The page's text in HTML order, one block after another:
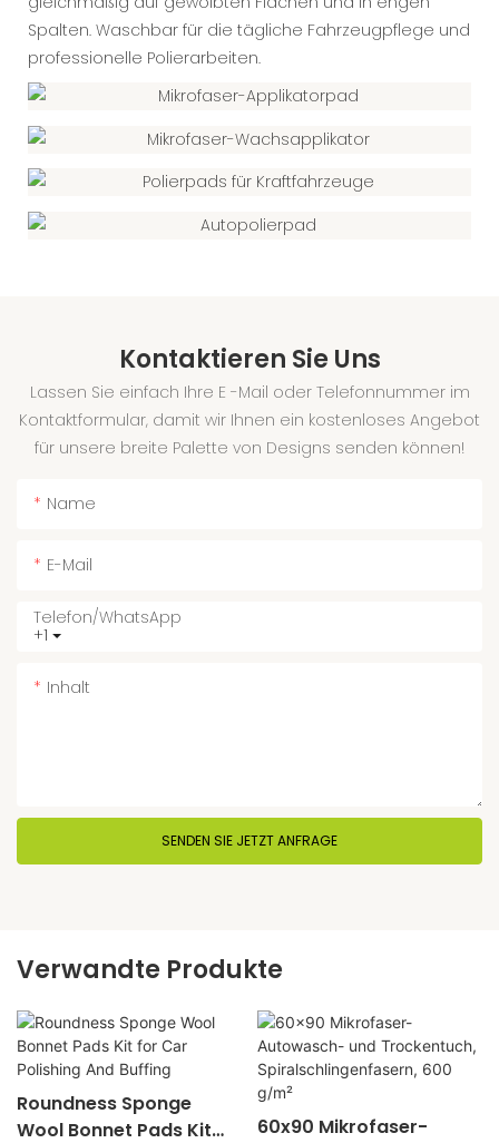
Spalten. Waschbar für die tägliche Fahrzeugpflege und
professionelle Polierarbeiten.
Kontaktieren Sie Uns
Lassen Sie einfach Ihre E -Mail oder Telefonnummer im
Kontaktformular, damit wir Ihnen ein kostenloses Angebot
für unsere breite Palette von Designs senden können!
Name
E-Mail
+1
Telefon/WhatsApp
Inhalt
SENDEN SIE JETZT ANFRAGE
Verwandte Produkte
Roundness Sponge
Wool Bonnet Pads Kit
60x90 Mikrofaser-